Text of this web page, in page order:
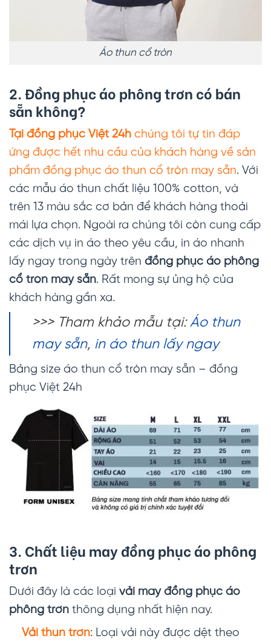
Áo thun cổ tròn
2. Đồng phục áo phông trơn có bán
sẵn không?
Tại đồng phục Việt 24h chúng tôi tự tin đáp
ứng được hết nhu cầu của khách hàng về sản
phẩm đồng phục áo thun cổ tròn may sẵn. Với
các mẫu áo thun chất liệu 100% cotton, và
trên 13 màu sắc cơ bản để khách hàng thoải
mái lựa chọn. Ngoài ra chúng tôi còn cung cấp
các dịch vụ in áo theo yêu cầu, in áo nhanh
lấy ngay trong ngày trên đồng phục áo phông
cổ tròn may sẵn. Rất mong sự ủng hộ của
khách hàng gần xa.
>>> Tham khảo mẫu tại:Áo thun
may sẵn, in áo thun lấy ngay
Bảng size áo thun cổ tròn may sẵn – đồng
phục Việt 24h
3. Chất liệu may đồng phục áo phông
trơn
Dưới đây là các loại vải may đồng phục áo
phông trơn thông dụng nhất hiện nay.
Vải thun trơn: Loại vải này được dệt theo